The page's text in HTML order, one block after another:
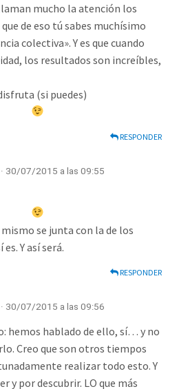
mucho la atención los
de eso tú sabes muchísimo
colectiva». Y es que cuando
los resultados son increíbles,
(si puedes)
RESPONDER
· 30/07/2015 a las 09:55
se junta con la de los
Y así será.
RESPONDER
· 30/07/2015 a las 09:56
hemos hablado de ello, sí… y no
Creo que son otros tiempos
realizar todo esto. Y
y por descubrir. LO que más